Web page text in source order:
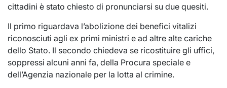
cittadini è stato chiesto di pronunciarsi su due quesiti.
Il primo riguardava l’abolizione dei benefici vitalizi
riconosciuti agli ex primi ministri e ad altre alte cariche
dello Stato. Il secondo chiedeva se ricostituire gli uffici,
soppressi alcuni anni fa, della Procura speciale e
dell’Agenzia nazionale per la lotta al crimine.